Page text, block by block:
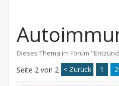
Dieses Thema im Forum "
Seite 2 von 2 < Zurück 1 2